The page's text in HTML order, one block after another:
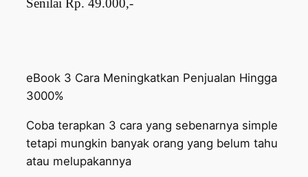
Senilai Rp. 49.000,-
eBook 3 Cara Meningkatkan Penjualan Hingga
3000%
Coba terapkan 3 cara yang sebenarnya simple
tetapi mungkin banyak orang yang belum tahu
atau melupakannya